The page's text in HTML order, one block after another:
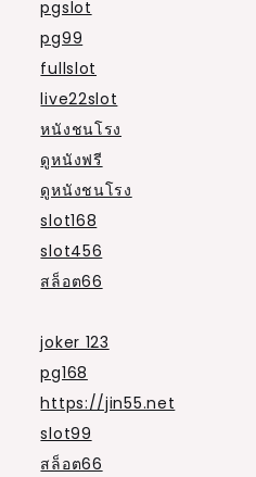
pgslot
pg99
fullslot
live22slot
หนังชนโรง
ดูหนังฟรี
ดูหนังชนโรง
slot168
slot456
สล็อต66
joker 123
pg168
https://jin55.net
slot99
สล็อต66